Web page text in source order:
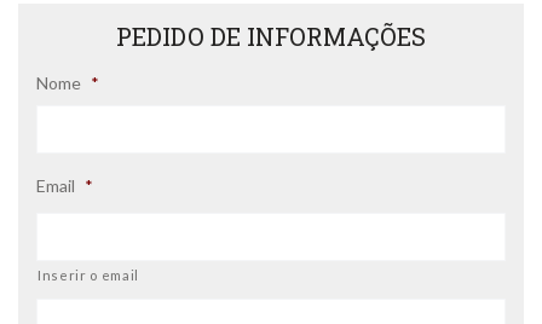
PEDIDO DE INFORMAÇÕES
Nome *
Email *
Inserir o email